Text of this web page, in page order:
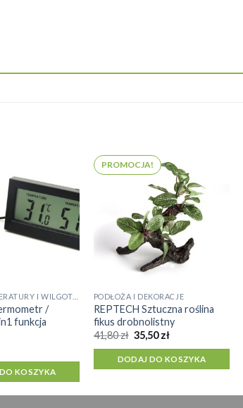
/
funkcja
KOSZYKA
PROMOCJA!
PODŁOŻA I DEKORACJE
REPTECH Sztuczna roślina
fikus drobnolistny
41,80zł Pierwotna
cena
wynosiła:
41,80 zł.
35,50złAktualna
wynosi:
35,50 zł.
DODAJ DO KOSZYKA